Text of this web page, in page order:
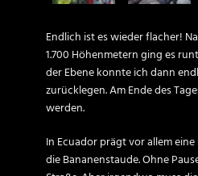
Endlich ist es wieder flacher!
1.700 Höhenmetern ging es
der Ebene konnte ich dann
zurücklegen. Am Ende des
werden.
In Ecuador prägt vor allem
die Bananenstaude. Ohne